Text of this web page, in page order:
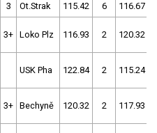
3 Ot.Strak 115.42 6 116.67
3+ Loko Plz 116.93 2 120.32
USK Pha 122.84 2 115.24
3+ Bechyně 120.32 2 117.93